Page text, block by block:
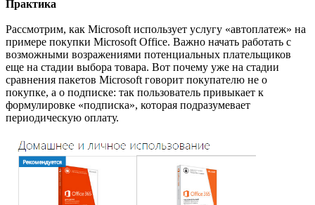
Практика
Рассмотрим, как Microsoft использует услугу «автоплатеж» на
примере покупки Microsoft Office. Важно начать работать с
возможными возражениями потенциальных плательщиков
еще на стадии выбора товара. Вот почему уже на стадии
сравнения пакетов Microsoft говорит покупателю не о
покупке, а о подписке: так пользователь привыкает к
формулировке «подписка», которая подразумевает
периодическую оплату.